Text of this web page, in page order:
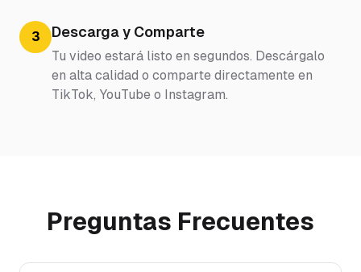
3 Descarga y Comparte
Tu video estará listo en segundos. Descárgalo
en alta calidad o comparte directamente en
TikTok, YouTube o Instagram.
Preguntas Frecuentes